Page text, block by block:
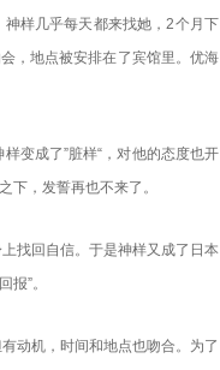
样几乎每天都来找她，2个月下
，地点被安排在了宾馆里。优海
变成了”脏样“，对他的态度也开
下，发誓再也不来了。
找回自信。于是神样又成了日本
”。
动机，时间和地点也吻合。为了